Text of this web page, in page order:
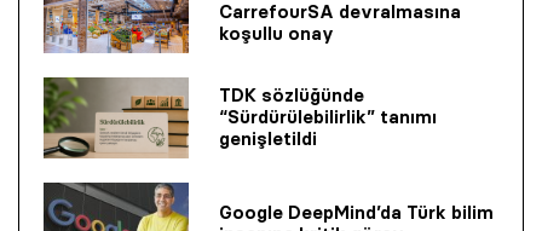
CarrefourSA devralmasına
koşullu onay
TDK sözlüğünde
“Sürdürülebilirlik” tanımı
genişletildi
Google DeepMind’da Türk bilim